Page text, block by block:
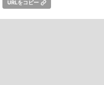
URLをコピー